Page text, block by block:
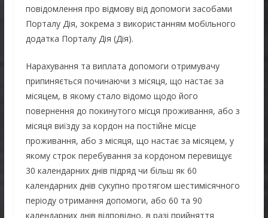
повідомлення про відмову від допомоги засобами
Порталу Дія, зокрема з використанням мобільного
додатка Порталу Дія (Дія).
Нарахування та виплата допомоги отримувачу
припиняється починаючи з місяця, що настає за
місяцем, в якому стало відомо щодо його
повернення до покинутого місця проживання, або з
місяця виїзду за кордон на постійне місце
проживання, або з місяця, що настає за місяцем, у
якому строк перебування за кордоном перевищує
30 календарних днів підряд чи більш як 60
календарних днів сукупно протягом шестимісячного
періоду отримання допомоги, або 60 та 90
календарних днів відповідно, в разі прийняття